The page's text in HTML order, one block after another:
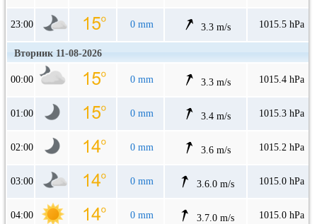
23:00 0 mm 3.3 m/s 1015.5 hPa
Вторник 11-08-2026
00:00 0 mm 3.3 m/s 1015.4 hPa
01:00 0 mm 3.4 m/s 1015.3 hPa
02:00 0 mm 3.6 m/s 1015.2 hPa
03:00 0 mm 3.6.0 m/s 1015.0 hPa
04:00 0 mm 3.7.0 m/s 1015.0 hPa